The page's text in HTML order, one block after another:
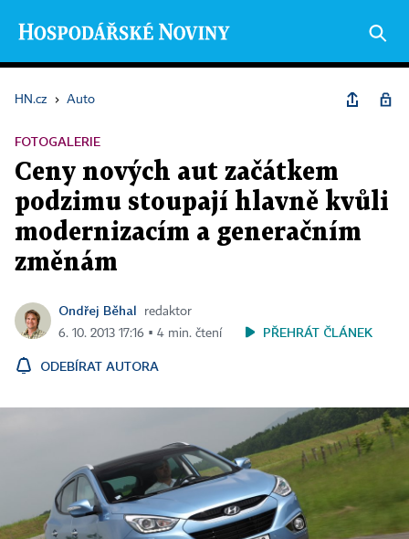
HN.cz › Auto
FOTOGALERIE
Ceny nových aut začátkem
podzimu stoupají hlavně kvůli
modernizacím a generačním
změnám
Ondřej Běhal
redaktor
6. 10. 2013 17:16 ▪ 4 min. čtení
PŘEHRÁT ČLÁNEK
ODEBÍRAT AUTORA